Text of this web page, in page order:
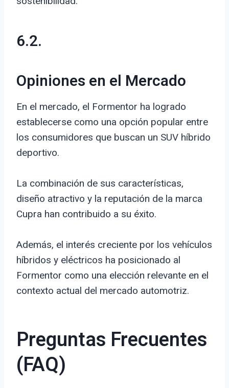
6.2.
Opiniones en el Mercado
En el mercado, el Formentor ha logrado
establecerse como una opción popular entre
los consumidores que buscan un SUV híbrido
deportivo.
La combinación de sus características,
diseño atractivo y la reputación de la marca
Cupra han contribuido a su éxito.
Además, el interés creciente por los vehículos
híbridos y eléctricos ha posicionado al
Formentor como una elección relevante en el
contexto actual del mercado automotriz.
Preguntas Frecuentes
(FAQ)